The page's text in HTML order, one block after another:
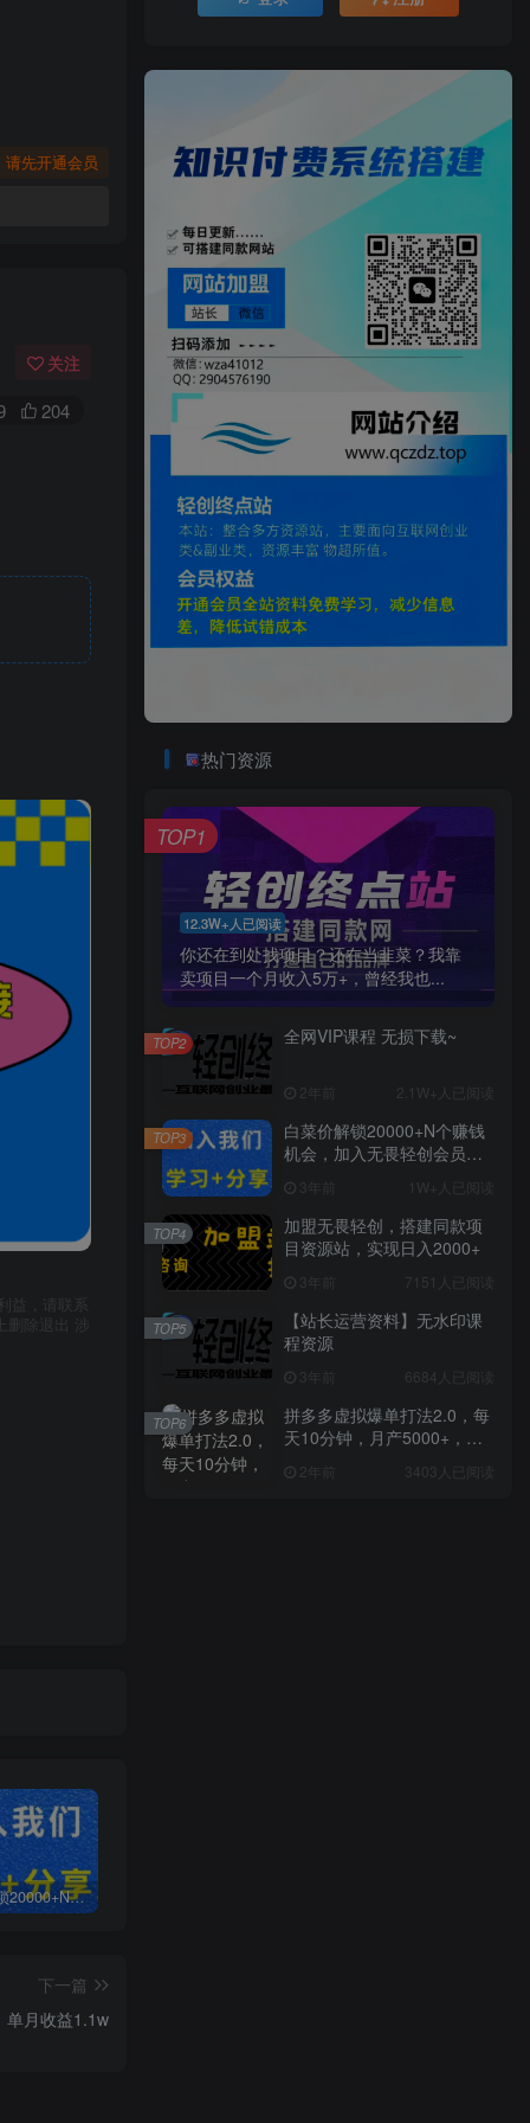
请先开通会员
关注
204
益，请联系
除退出 涉
白菜价解锁20000+N个赚钱机会，加入无畏轻创会员，全站资源免费学习。
下一篇
单月收益1.1w
热门资源
12.3W+人已阅读
你还在到处找项目？还在当韭菜？我靠
卖项目一个月收入5万+，曾经我也...
TOP1
全网VIP课程 无损下载~
2年前 2.1W+人已阅读
TOP2
白菜价解锁20000+N个赚钱
机会，加入无畏轻创会员，
3年前 1W+人已阅读
TOP3
加盟无畏轻创，搭建同款项
目资源站，实现日入2000+
3年前 7151人已阅读
TOP4
【站长运营资料】无水印课
程资源
3年前 6684人已阅读
TOP5
拼多多虚拟爆单打法2.0，每
天10分钟，月产5000+，从0
2年前 3403人已阅读
TOP6